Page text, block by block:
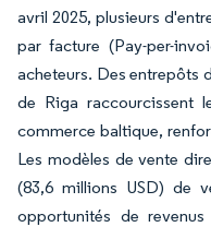
avril 2025, plusieurs
par facture (Pay-per-
acheteurs. Des entrepôts
de Riga raccourcissent
commerce baltique,
Les modèles de vente
(83,6 millions USD) de
opportunités de